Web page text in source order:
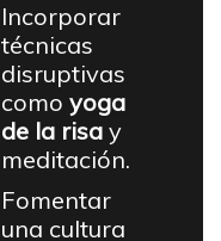
Incorporar
técnicas
disruptivas
como yoga
de la risa y
meditación.
Fomentar
una cultura